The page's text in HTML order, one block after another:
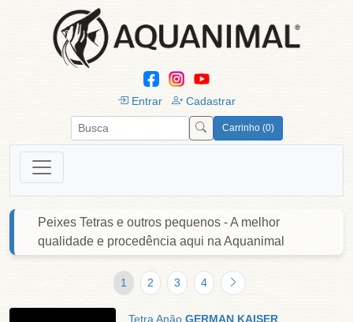
Entrar Cadastrar
Carrinho (0)
Peixes Tetras e outros pequenos - A melhor
qualidade e procedência aqui na Aquanimal
1 2 3 4
Tetra Anão GERMAN KAISER